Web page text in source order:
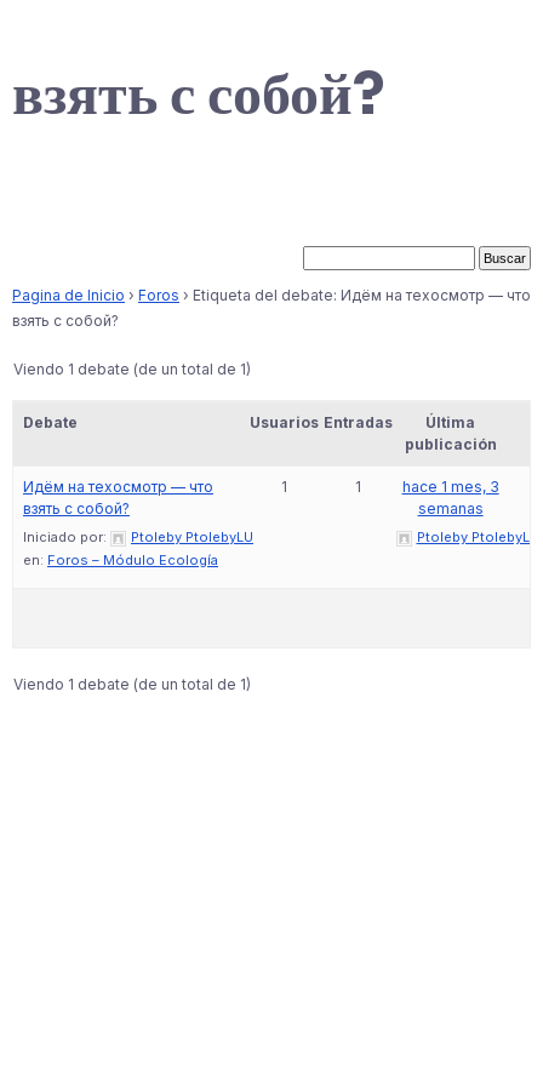
взять с собой?
Pagina de Inicio › Foros › Etiqueta del debate: Идём на техосмотр — что
взять с собой?
Viendo 1 debate (de un total de 1)
Debate Usuarios Entradas
Última
publicación
Идём на техосмотр — что
взять с собой?
Iniciado por:
Ptoleby PtolebyLU
en: Foros – Módulo Ecología
1 1
hace 1 mes, 3
semanas
Ptoleby PtolebyLU
Viendo 1 debate (de un total de 1)